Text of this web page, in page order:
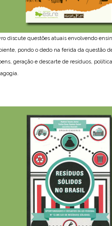
discute questões atuais envolvendo
pondo o dedo na ferida da questão
geração e descarte de resíduos,